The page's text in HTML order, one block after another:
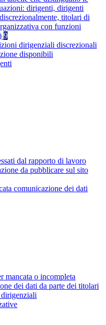
dirigenti, dirigenti
titolari di
con funzioni
9
dirigenziali discrezionali
disponibili
dal rapporto di lavoro
da pubblicare sul sito
comunicazione dei dati
mancata o incompleta
dei dati da parte dei titolari